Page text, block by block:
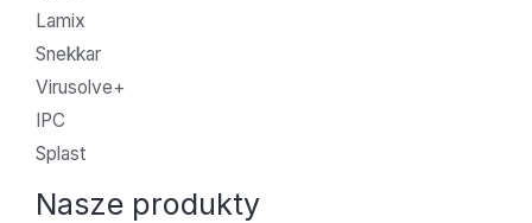
Lamix
Snekkar
Virusolve+
IPC
Splast
Nasze produkty